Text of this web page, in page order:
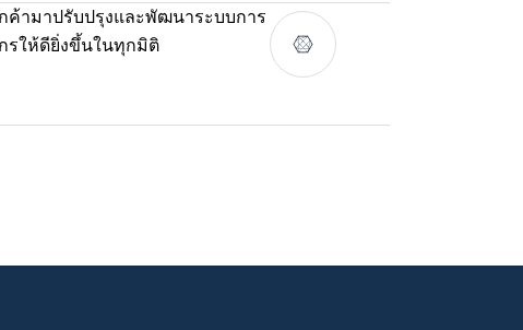
ค้ามาปรับปรุงและพัฒนาระบบการ
รให้ดียิ่งขึ้นในทุกมิติ